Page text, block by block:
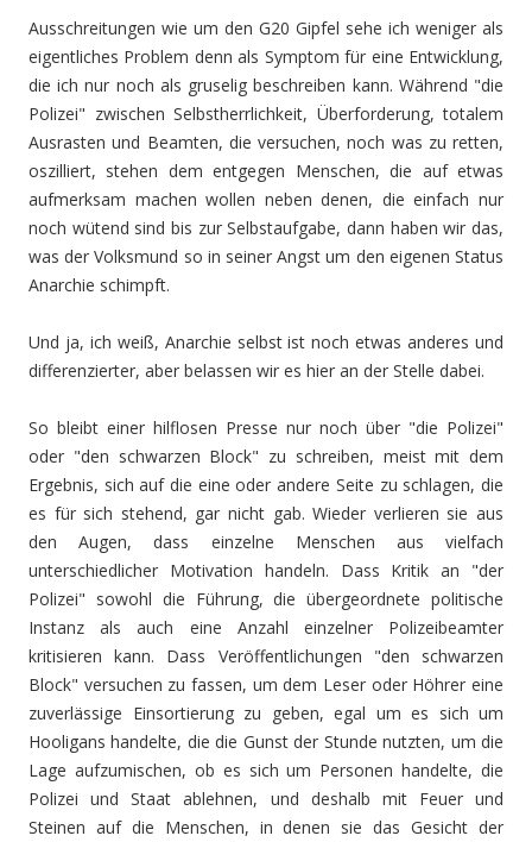
Ausschreitungen wie um den G20 Gipfel sehe ich weniger als
eigentliches Problem denn als Symptom für eine Entwicklung,
die ich nur noch als gruselig beschreiben kann. Während "die
Polizei" zwischen Selbstherrlichkeit, Überforderung, totalem
Ausrasten und Beamten, die versuchen, noch was zu retten,
oszilliert, stehen dem entgegen Menschen, die auf etwas
aufmerksam machen wollen neben denen, die einfach nur
noch wütend sind bis zur Selbstaufgabe, dann haben wir das,
was der Volksmund so in seiner Angst um den eigenen Status
Anarchie schimpft.
Und ja, ich weiß, Anarchie selbst ist noch etwas anderes und
differenzierter, aber belassen wir es hier an der Stelle dabei.
So bleibt einer hilflosen Presse nur noch über "die Polizei"
oder "den schwarzen Block" zu schreiben, meist mit dem
Ergebnis, sich auf die eine oder andere Seite zu schlagen, die
es für sich stehend, gar nicht gab. Wieder verlieren sie aus
den Augen, dass einzelne Menschen aus vielfach
unterschiedlicher Motivation handeln. Dass Kritik an "der
Polizei" sowohl die Führung, die übergeordnete politische
Instanz als auch eine Anzahl einzelner Polizeibeamter
kritisieren kann. Dass Veröffentlichungen "den schwarzen
Block" versuchen zu fassen, um dem Leser oder Höhrer eine
zuverlässige Einsortierung zu geben, egal um es sich um
Hooligans handelte, die die Gunst der Stunde nutzten, um die
Lage aufzumischen, ob es sich um Personen handelte, die
Polizei und Staat ablehnen, und deshalb mit Feuer und
Steinen auf die Menschen, in denen sie das Gesicht der